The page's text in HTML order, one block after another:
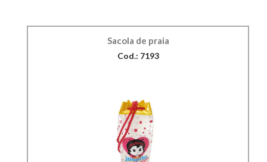
Sacola de praia
Cod.: 7193